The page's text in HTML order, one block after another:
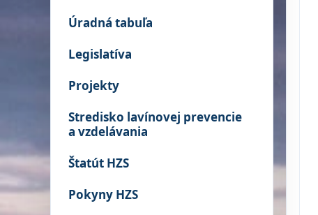
Úradná tabuľa
Legislatíva
Projekty
Stredisko lavínovej prevencie
a vzdelávania
Štatút HZS
Pokyny HZS